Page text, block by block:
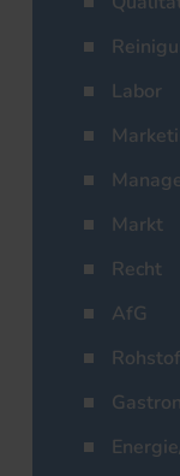
Labor
Markt
Recht
AfG